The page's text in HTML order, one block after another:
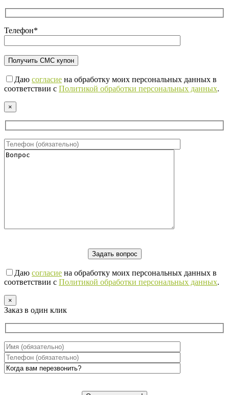
Телефон*
Даю согласие на обработку моих персональных данных в
соответствии с Политикой обработки персональных данных.
×
Даю согласие на обработку моих персональных данных в
соответствии с Политикой обработки персональных данных.
×
Заказ в один клик